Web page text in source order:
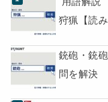
狩猟【読
銃砲・銃
問を解決